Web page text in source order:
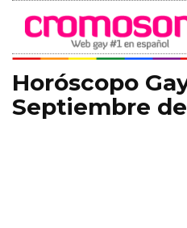
Horóscopo
Septiembre